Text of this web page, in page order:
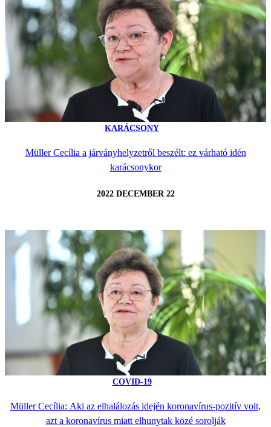
KARÁCSONY
Müller Cecília a járványhelyzetről beszélt: ez várható idén
karácsonykor
2022 DECEMBER 22
COVID-19
Müller Cecília: Aki az elhalálozás idején koronavírus-pozitív volt,
azt a koronavírus miatt elhunytak közé sorolják